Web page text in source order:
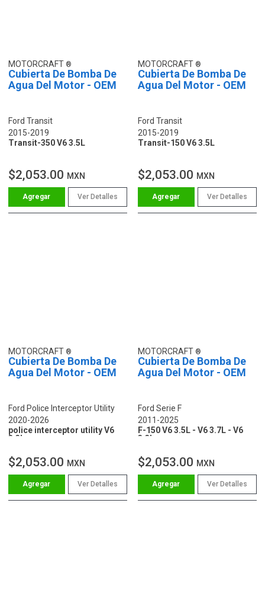
MOTORCRAFT
Cubierta De Bomba De
Agua Del Motor - OEM
Ford Transit
2015-2019
Transit-350 V6 3.5L
$2,053.00 MXN
Ver Detalles
MOTORCRAFT
Cubierta De Bomba De
Agua Del Motor - OEM
Ford Transit
2015-2019
Transit-150 V6 3.5L
$2,053.00 MXN
Ver Detalles
MOTORCRAFT
Cubierta De Bomba De
Agua Del Motor - OEM
Ford Police Interceptor Utility
2020-2026
police interceptor utility V6
3.3L
$2,053.00 MXN
Ver Detalles
MOTORCRAFT
Cubierta De Bomba De
Agua Del Motor - OEM
Ford Serie F
2011-2025
F-150 V6 3.5L - V6 3.7L - V6
3.3L
$2,053.00 MXN
Ver Detalles